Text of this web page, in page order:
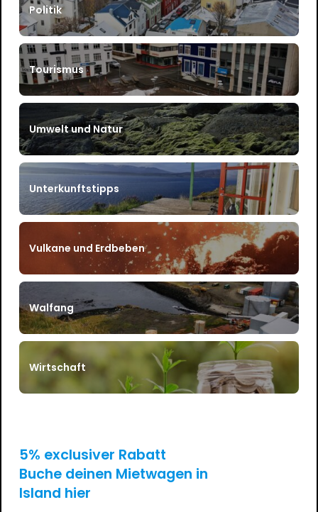
Politik
Tourismus
Umwelt und Natur
Unterkunftstipps
Vulkane und Erdbeben
Walfang
Wirtschaft
5% exclusiver Rabatt
Buche deinen Mietwagen in
Island hier